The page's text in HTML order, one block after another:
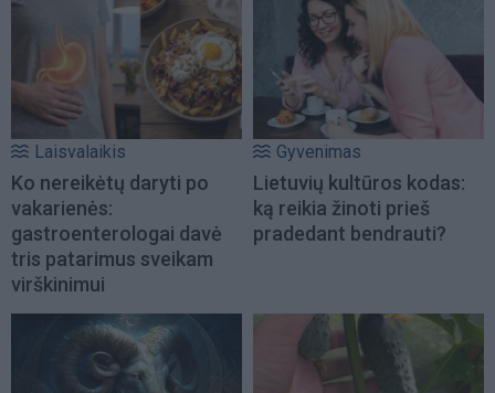
Laisvalaikis
Ko nereikėtų daryti po
vakarienės:
gastroenterologai davė
tris patarimus sveikam
virškinimui
Gyvenimas
Lietuvių kultūros kodas:
ką reikia žinoti prieš
pradedant bendrauti?